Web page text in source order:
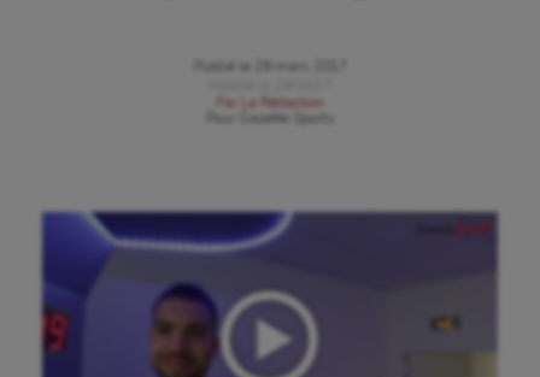
Aéronautique
Publié le
28 mars 2017
Par
La Rédaction
Gazette Sports